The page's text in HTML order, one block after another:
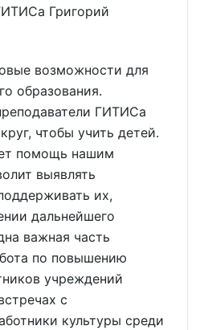
Григорий
возможности для
образования.
ГИТИСа
чтобы учить детей.
помощь нашим
выявлять
их,
дальнейшего
важная часть
по повышению
учреждений
с
культуры среди